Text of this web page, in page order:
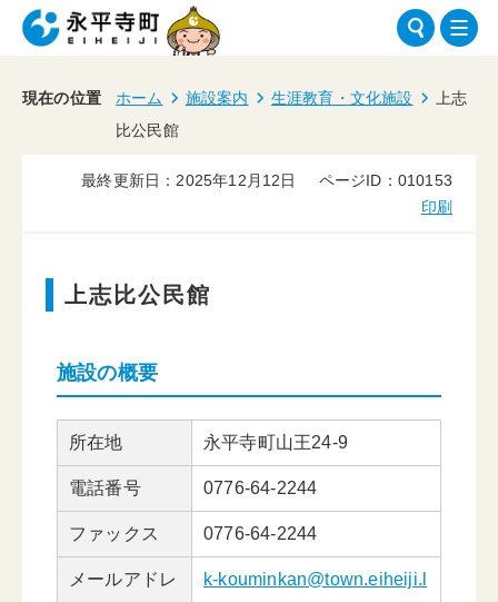
現在の位置 ホーム 施設案内 生涯教育・文化施設
上志
比公民館
最終更新日：2025年12月12日
ページID：010153
印刷
上志比公民館
施設の概要
所在地 永平寺町山王24-9
電話番号 0776-64-2244
ファックス 0776-64-2244
メールアドレ
k-kouminkan@town.eiheiji.l